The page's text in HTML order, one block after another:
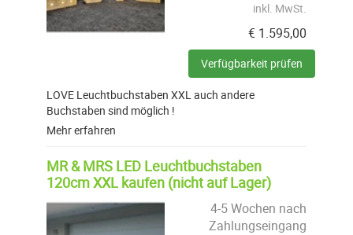
inkl. MwSt.
€ 1.595,00
Verfügbarkeit prüfen
LOVE Leuchtbuchstaben XXL auch andere
Buchstaben sind möglich !
Mehr erfahren
MR & MRS LED Leuchtbuchstaben
120cm XXL kaufen (nicht auf Lager)
4-5 Wochen nach
Zahlungseingang